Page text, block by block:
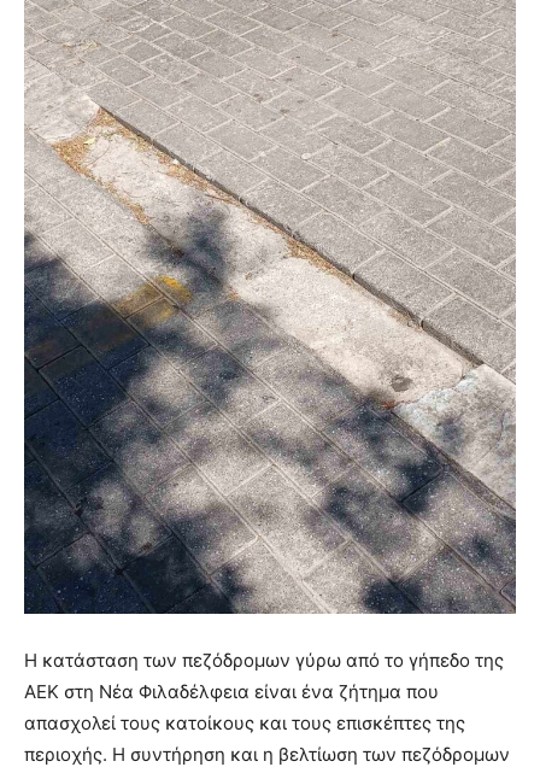
Η κατάσταση των πεζόδρομων γύρω από το γήπεδο της
ΑΕΚ στη Νέα Φιλαδέλφεια είναι ένα ζήτημα που
απασχολεί τους κατοίκους και τους επισκέπτες της
περιοχής. Η συντήρηση και η βελτίωση των πεζόδρομων